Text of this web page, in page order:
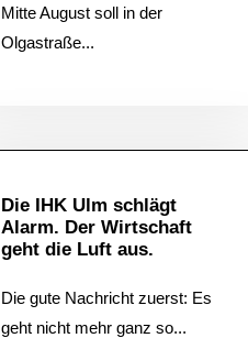
Mitte August soll in der
Olgastraße...
Die IHK Ulm schlägt
Alarm. Der Wirtschaft
geht die Luft aus.
Die gute Nachricht zuerst: Es
geht nicht mehr ganz so...